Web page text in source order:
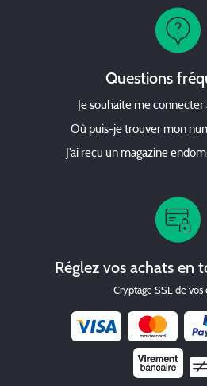
Questions
Je souhaite me
Où puis-je trouver mon
J’ai reçu un magazine
Réglez vos achats en
Cryptage SSL de vos